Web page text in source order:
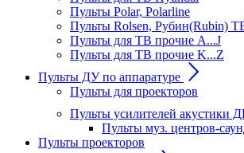
Пульты Polar, Polarline
Пульты Rolsen, Рубин(Rubin)
Пульты для ТВ прочие A...J
Пульты для ТВ прочие K...Z
Пульты ДУ по аппаратуре
Пульты для проекторов
Пульты усилителей акустики
Пульты муз. центров-
Пульты проекторов